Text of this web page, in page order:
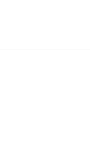
科技互联